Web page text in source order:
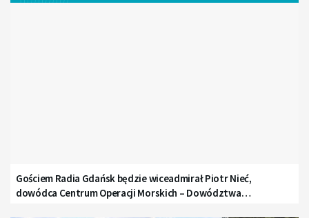
Gościem Radia Gdańsk będzie wiceadmirał Piotr Nieć,
dowódca Centrum Operacji Morskich – Dowództwa